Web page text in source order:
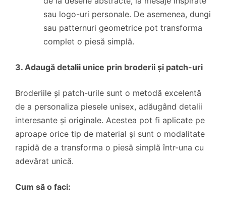
sau logo-uri personale. De asemenea, dungi
sau patternuri geometrice pot transforma
complet o piesă simplă.
3. Adaugă detalii unice prin broderii și patch-uri
Broderiile și patch-urile sunt o metodă excelentă
de a personaliza piesele unisex, adăugând detalii
interesante și originale. Acestea pot fi aplicate pe
aproape orice tip de material și sunt o modalitate
rapidă de a transforma o piesă simplă într-una cu
adevărat unică.
Cum să o faci: